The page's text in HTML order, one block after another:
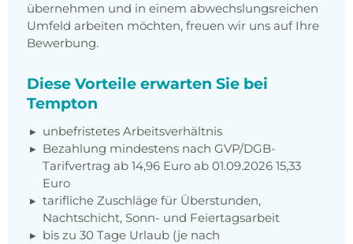
übernehmen und in einem abwechslungsreichen
Umfeld arbeiten möchten, freuen wir uns auf Ihre
Bewerbung.
Diese Vorteile erwarten Sie bei
Tempton
unbefristetes Arbeitsverhältnis
Bezahlung mindestens nach GVP/DGB-
Tarifvertrag ab 14,96 Euro ab 01.09.2026 15,33
Euro
tarifliche Zuschläge für Überstunden,
Nachtschicht, Sonn- und Feiertagsarbeit
bis zu 30 Tage Urlaub (je nach